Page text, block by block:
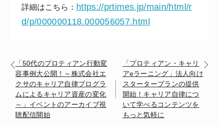
詳細はこちら： https://prtimes.jp/main/html/r
d/p/000000118.000056057.html
「50代のプロティアン行動変
容事例大公開！～株式会社エ
クサのキャリア自律プログラ
ムによるキャリア資産の変化
～」イベントのアーカイブ視
聴配信開始
「プロティアン・キャリ
アeラーニング」法人向け
スタータープランの提供
開始！キャリア自律につ
いて学べるコンテンツを
もっと気軽に